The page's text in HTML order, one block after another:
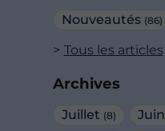
Nouveautés (86)
Tous les articles
Archives
Juillet (8) Juin